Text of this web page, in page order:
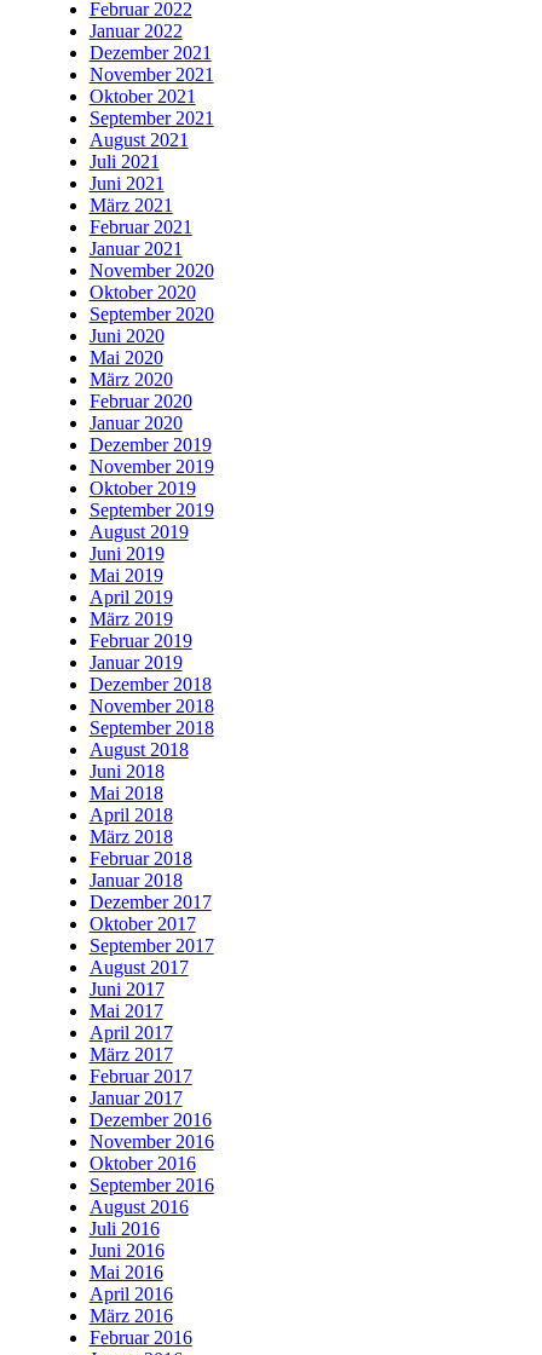
Februar 2022
Januar 2022
Dezember 2021
November 2021
Oktober 2021
September 2021
August 2021
Juli 2021
Juni 2021
März 2021
Februar 2021
Januar 2021
November 2020
Oktober 2020
September 2020
Juni 2020
Mai 2020
März 2020
Februar 2020
Januar 2020
Dezember 2019
November 2019
Oktober 2019
September 2019
August 2019
Juni 2019
Mai 2019
April 2019
März 2019
Februar 2019
Januar 2019
Dezember 2018
November 2018
September 2018
August 2018
Juni 2018
Mai 2018
April 2018
März 2018
Februar 2018
Januar 2018
Dezember 2017
Oktober 2017
September 2017
August 2017
Juni 2017
Mai 2017
April 2017
März 2017
Februar 2017
Januar 2017
Dezember 2016
November 2016
Oktober 2016
September 2016
August 2016
Juli 2016
Juni 2016
Mai 2016
April 2016
März 2016
Februar 2016